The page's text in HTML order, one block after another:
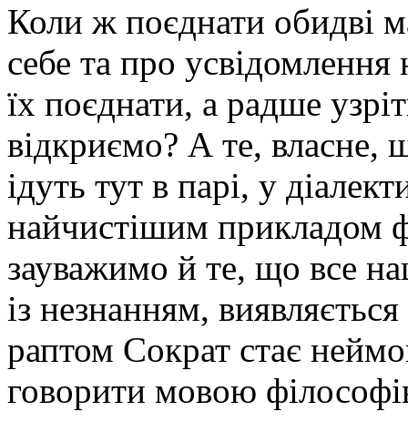
Коли ж поєднати обидві
себе та про
їх поєднати, а радше
відкриємо? А те, власне,
ідуть тут в парі, у
найчистішим прикладом
зауважимо й те, що все
із незнанням,
раптом Сократ стає
говорити мовою